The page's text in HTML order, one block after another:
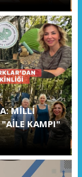
MİLLİ
"AİLE KAMPI"